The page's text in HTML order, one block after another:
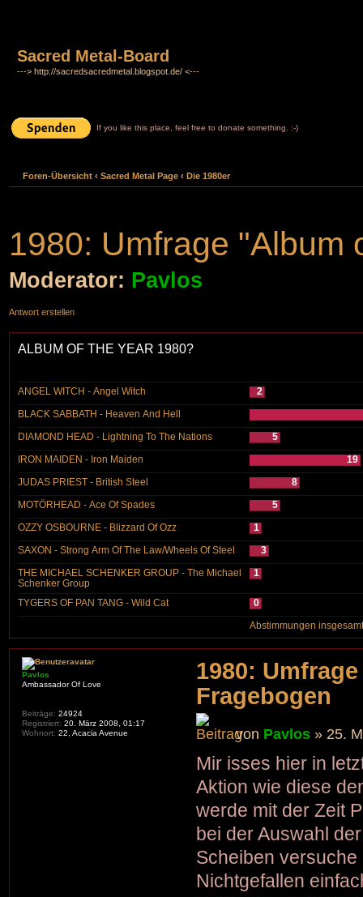
Sacred Metal-Board
---> http://sacredsacredmetal.blogspot.de/ <---
If you like this place, feel free to donate something. :-)
Foren-Übersicht ‹ Sacred Metal Page ‹ Die 1980er
1980: Umfrage "Album
Moderator: Pavlos
Antwort erstellen
ALBUM OF THE YEAR 1980?
ANGEL WITCH - Angel Witch
2
BLACK SABBATH - Heaven And Hell
DIAMOND HEAD - Lightning To The Nations
5
IRON MAIDEN - Iron Maiden
19
JUDAS PRIEST - British Steel
8
MOTÖRHEAD - Ace Of Spades
5
OZZY OSBOURNE - Blizzard Of Ozz
1
SAXON - Strong Arm Of The Law/Wheels Of Steel
3
THE MICHAEL SCHENKER GROUP - The Michael
Schenker Group
1
TYGERS OF PAN TANG - Wild Cat
0
Abstimmungen
1980:
Fragebogen
von Pavlos » 25.
Mir isses hier in
Aktion wie diese
werde mit der Zeit
bei der Auswahl
Scheiben
Nichtgefallen
Pavlos
Ambassador Of Love
Beiträge: 24924
Registriert: 20. März 2008, 01:17
Wohnort: 22, Acacia Avenue